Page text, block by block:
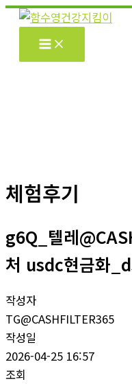
콘
체험후기
g6Q_텔레
처 usdc현금화
작성자
TG@CASHFILTER365
작성일
2026-04-25 16:57
조회